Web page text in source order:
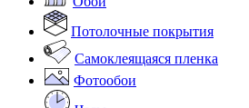
Потолочные покрытия
Самоклеящаяся пленка
Фотообои